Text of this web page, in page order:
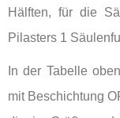
Hälften, für die
Pilasters 1
In der Tabelle
mit Beschichtung